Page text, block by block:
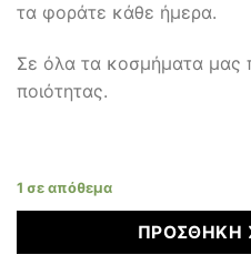
τα φοράτε κάθε ήμερα.
Σε όλα τα κοσμήματα μας
ποιότητας.
1 σε απόθεμα
ΠΡΟΣΘΉΚΗ